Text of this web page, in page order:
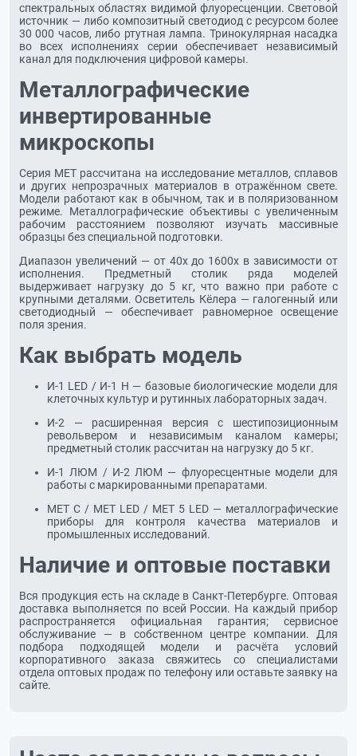
спектральных областях видимой флуоресценции. Световой
источник — либо композитный светодиод с ресурсом более
30 000 часов, либо ртутная лампа. Тринокулярная насадка
во всех исполнениях серии обеспечивает независимый
канал для подключения цифровой камеры.
Металлографические
инвертированные
микроскопы
Серия МЕТ рассчитана на исследование металлов, сплавов
и других непрозрачных материалов в отражённом свете.
Модели работают как в обычном, так и в поляризованном
режиме. Металлографические объективы с увеличенным
рабочим расстоянием позволяют изучать массивные
образцы без специальной подготовки.
Диапазон увеличений — от 40х до 1600х в зависимости от
исполнения. Предметный столик ряда моделей
выдерживает нагрузку до 5 кг, что важно при работе с
крупными деталями. Осветитель Кёлера — галогенный или
светодиодный — обеспечивает равномерное освещение
поля зрения.
Как выбрать модель
И-1 LED / И-1 Н — базовые биологические модели для
клеточных культур и рутинных лабораторных задач.
И-2 — расширенная версия с шестипозиционным
револьвером и независимым каналом камеры;
предметный столик рассчитан на нагрузку до 5 кг.
И-1 ЛЮМ / И-2 ЛЮМ — флуоресцентные модели для
работы с маркированными препаратами.
МЕТ С / МЕТ LED / МЕТ 5 LED — металлографические
приборы для контроля качества материалов и
промышленных исследований.
Наличие и оптовые поставки
Вся продукция есть на складе в Санкт-Петербурге. Оптовая
доставка выполняется по всей России. На каждый прибор
распространяется официальная гарантия; сервисное
обслуживание — в собственном центре компании. Для
подбора подходящей модели и расчёта условий
корпоративного заказа свяжитесь со специалистами
отдела оптовых продаж по телефону или оставьте заявку на
сайте.